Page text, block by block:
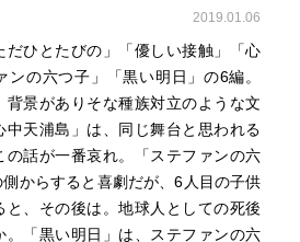
2019.01.06
だひとたびの」「優しい接触」「心
ンの六つ子」「黒い明日」の6編。
背景がありそな種族対立のような文
中天浦島」は、同じ舞台と思われる
の話が一番哀れ。「ステファンの六
からすると喜劇だが、6人目の子供
と、その後は。地球人としての死後
。「黒い明日」は、ステファンの六